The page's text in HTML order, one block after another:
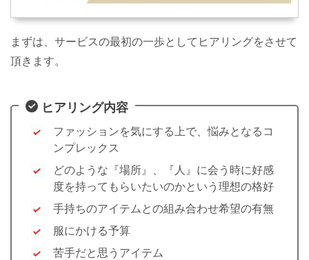
まずは、サービスの最初の一歩としてヒアリングをさせて
頂きます。
ヒアリング内容
ファッションを気にする上で、悩みとなるコ
ンプレックス
どのような『場所』、『人』に会う時に好感
度を持ってもらいたいのかという理想の格好
手持ちのアイテムとの組み合わせ希望の有無
服にかける予算
苦手だと思うアイテム